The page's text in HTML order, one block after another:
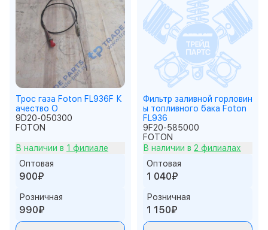
Трос газа Foton FL936F К
ачество О
9D20-050300
FOTON
В наличии в 1 филиале
Оптовая
900₽
Розничная
990₽
Фильтр заливной горловин
ы топливного бака Foton
FL936
9F20-585000
FOTON
В наличии в 2 филиалах
Оптовая
1 040₽
Розничная
1 150₽